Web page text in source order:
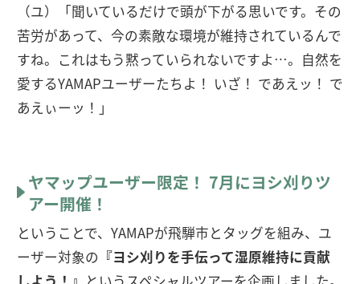
（ユ）「聞いているだけで頭が下がる思いです。その
苦労があって、今の素敵な環境が維持されているんで
すね。これはもう黙っていられないですよ…。自然を
愛するYAMAPユーザーたちよ！ いざ！ であえッ！ で
あえぃーッ！」
ヤマップユーザー限定！ 7月にヨシ刈りツ
アー開催！
ということで、YAMAPが飛騨市とタッグを組み、ユ
ーザー対象の 『ヨシ刈りを手伝って湿原維持に貢献